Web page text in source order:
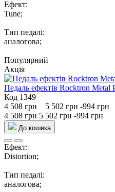
Ефект:
Tune;
Тип педалі:
аналогова;
Популярний
Акція
Педаль ефектів Rocktron Metal
Код 1349
4 508 грн 5 502 грн -994 грн
4 508 грн 5 502 грн -994 грн
До кошика
Ефект:
Distortion;
Тип педалі:
аналогова;